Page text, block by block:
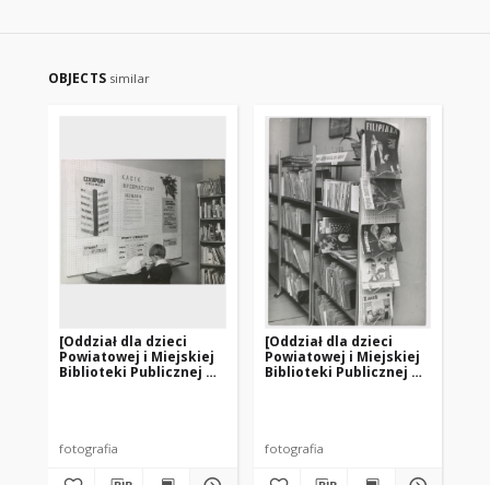
OBJECTS similar
[Oddział dla dzieci
Powiatowej i Miejskiej
Biblioteki Publicznej w
fotografia
[Oddział dla dzieci
Powiatowej i Miejskiej
Biblioteki Publicznej w
fotografia